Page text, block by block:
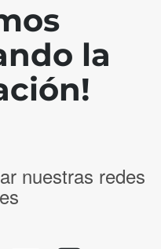
la
nuestras redes